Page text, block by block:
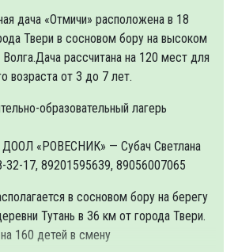
дача «Отмичи» расположена в 18
Твери в сосновом бору на высоком
рассчитана на 120 мест для
возраста от 3 до 7 лет.
образовательный лагерь
«РОВЕСНИК» — Субач Светлана
32-17, 89201595639, 89056007065
в сосновом бору на берегу
Тутань в 36 км от города Твери.
160 детей в смену